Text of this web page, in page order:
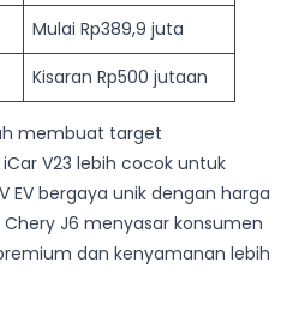
Mulai Rp389,9 juta
Kisaran Rp500 jutaan
membuat target
V23 lebih cocok untuk
EV bergaya unik dengan harga
J6 menyasar konsumen
dan kenyamanan lebih